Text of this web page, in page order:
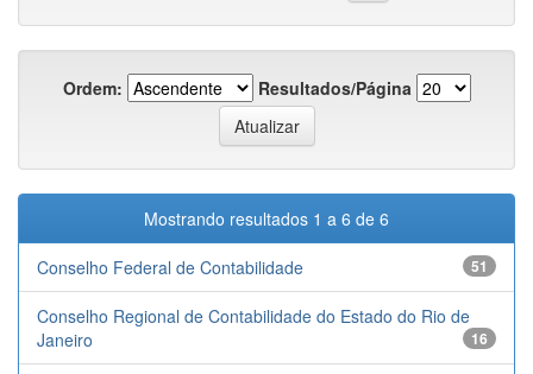
Ordem: Resultados/Página
Mostrando resultados 1 a 6 de 6
Conselho Federal de Contabilidade 51
Conselho Regional de Contabilidade do Estado do Rio de
Janeiro
16